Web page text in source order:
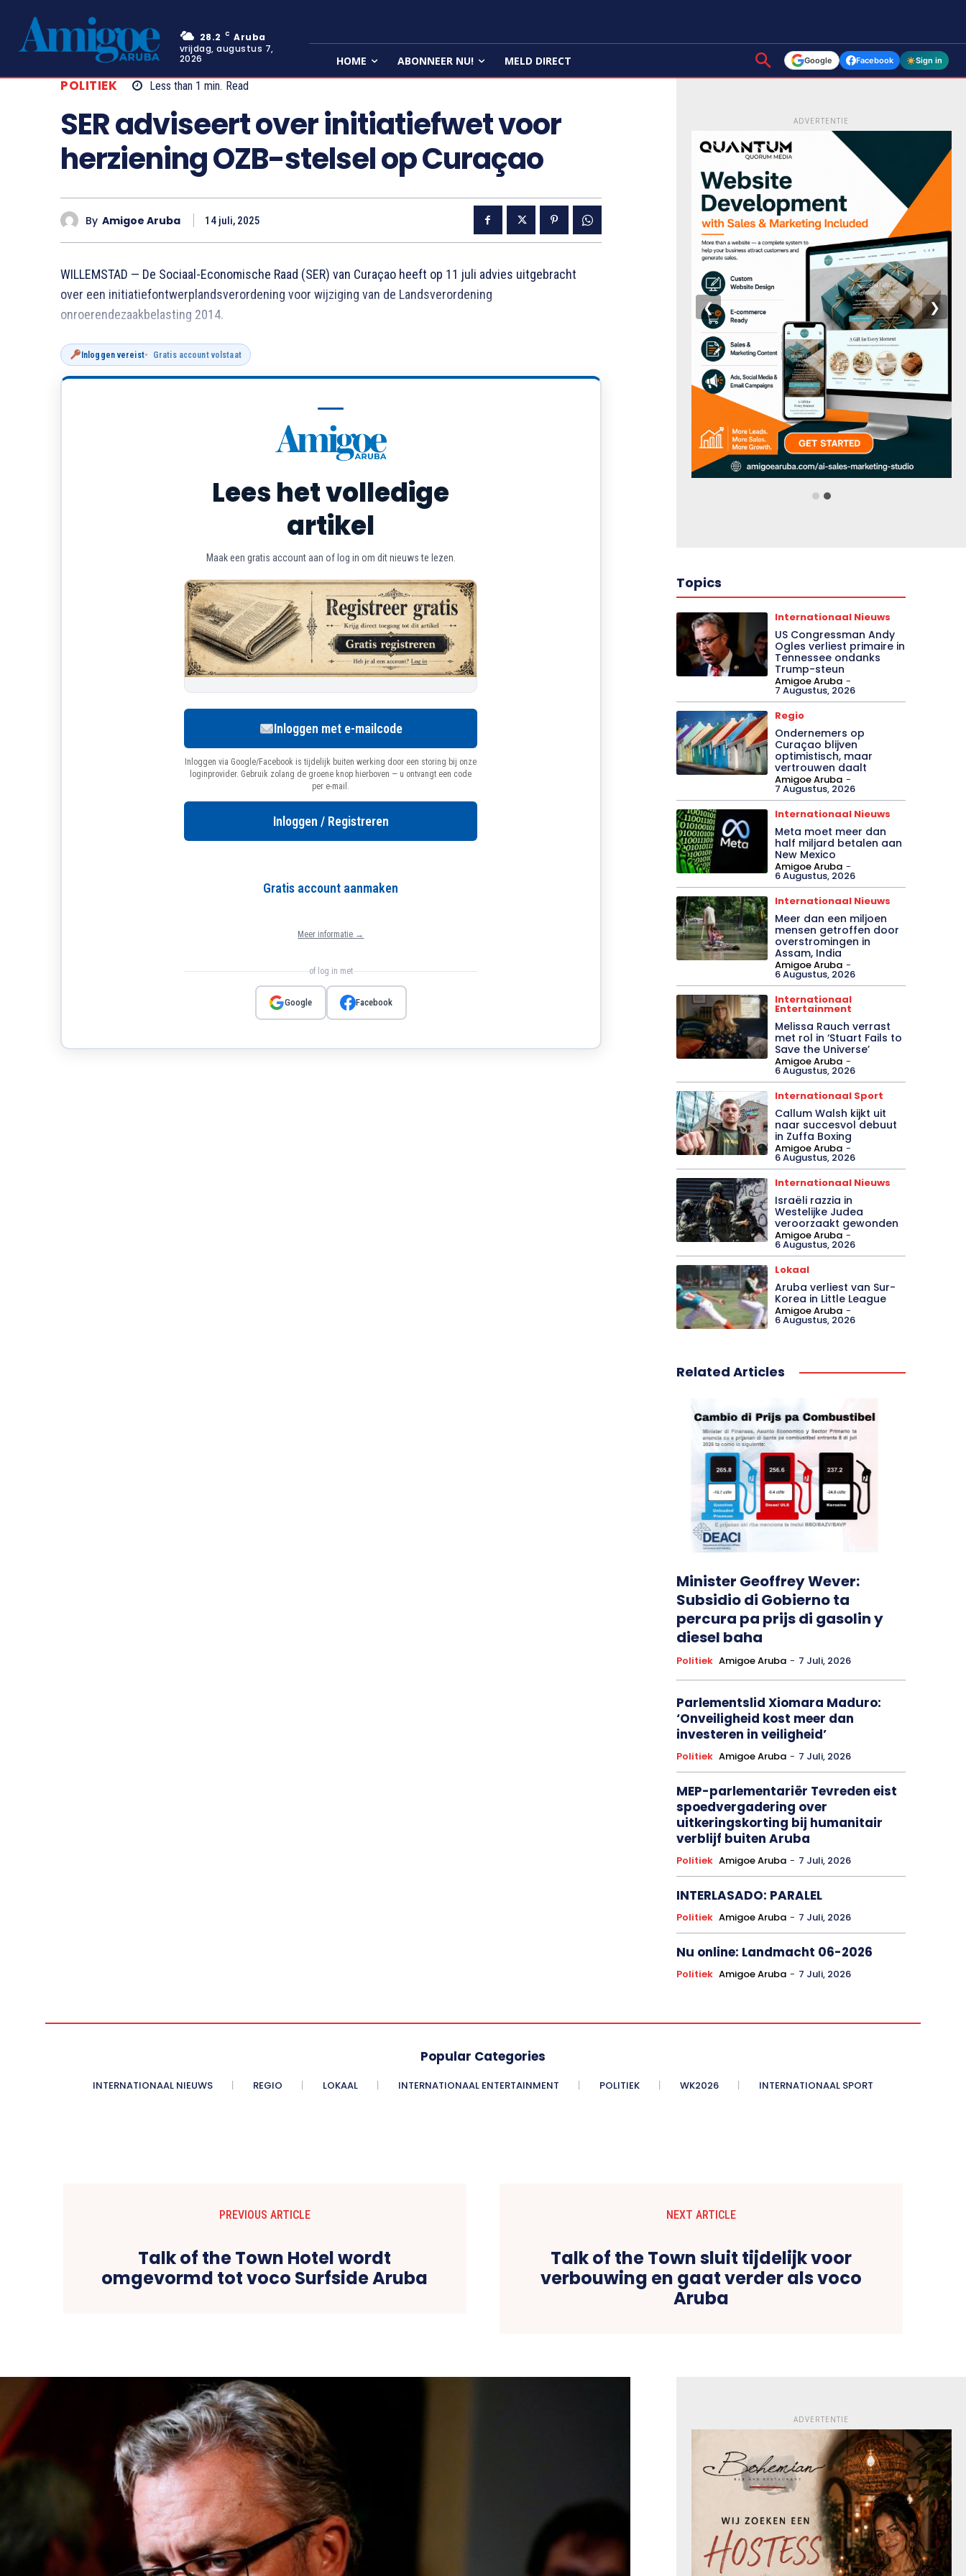
28.2 C Aruba
vrijdag, augustus 7,
2026
HOME ABONNEER NU! MELD DIRECT Google Facebook Sign in
POLITIEK Less than 1 min. Read
SER adviseert over initiatiefwet voor
herziening OZB-stelsel op Curaçao
By Amigoe Aruba 14 juli, 2025
WILLEMSTAD — De Sociaal-Economische Raad (SER) van Curaçao heeft op 11 juli advies uitgebracht
over een initiatiefontwerplandsverordening voor wijziging van de Landsverordening
onroerendezaakbelasting 2014.
Inloggen vereist Gratis account volstaat
Lees het volledige
artikel
Maak een gratis account aan of log in om dit nieuws te lezen.
Inloggen met e-mailcode
Inloggen via Google/Facebook is tijdelijk buiten werking door een storing bij onze
loginprovider. Gebruik zolang de groene knop hierboven — u ontvangt een code
per e-mail.
Inloggen / Registreren
Gratis account aanmaken
Meer informatie →
of log in met
Google Facebook
ADVERTENTIE
❮ ❯
Topics
Internationaal Nieuws
US Congressman Andy
Ogles verliest primaire in
Tennessee ondanks
Trump-steun
Amigoe Aruba -
7 Augustus, 2026
Regio
Ondernemers op
Curaçao blijven
optimistisch, maar
vertrouwen daalt
Amigoe Aruba -
7 Augustus, 2026
Internationaal Nieuws
Meta moet meer dan
half miljard betalen aan
New Mexico
Amigoe Aruba -
6 Augustus, 2026
Internationaal Nieuws
Meer dan een miljoen
mensen getroffen door
overstromingen in
Assam, India
Amigoe Aruba -
6 Augustus, 2026
Internationaal
Entertainment
Melissa Rauch verrast
met rol in ‘Stuart Fails to
Save the Universe’
Amigoe Aruba -
6 Augustus, 2026
Internationaal Sport
Callum Walsh kijkt uit
naar succesvol debuut
in Zuffa Boxing
Amigoe Aruba -
6 Augustus, 2026
Internationaal Nieuws
Israëli razzia in
Westelijke Judea
veroorzaakt gewonden
Amigoe Aruba -
6 Augustus, 2026
Lokaal
Aruba verliest van Sur-
Korea in Little League
Amigoe Aruba -
6 Augustus, 2026
Related Articles
Minister Geoffrey Wever:
Subsidio di Gobierno ta
percura pa prijs di gasolin y
diesel baha
Politiek Amigoe Aruba - 7 Juli, 2026
Parlementslid Xiomara Maduro:
‘Onveiligheid kost meer dan
investeren in veiligheid’
Politiek Amigoe Aruba - 7 Juli, 2026
MEP-parlementariër Tevreden eist
spoedvergadering over
uitkeringskorting bij humanitair
verblijf buiten Aruba
Politiek Amigoe Aruba - 7 Juli, 2026
INTERLASADO: PARALEL
Politiek Amigoe Aruba - 7 Juli, 2026
Nu online: Landmacht 06-2026
Politiek Amigoe Aruba - 7 Juli, 2026
Popular Categories
INTERNATIONAAL NIEUWS REGIO LOKAAL INTERNATIONAAL ENTERTAINMENT POLITIEK WK2026 INTERNATIONAAL SPORT
PREVIOUS ARTICLE
Talk of the Town Hotel wordt
omgevormd tot voco Surfside Aruba
NEXT ARTICLE
Talk of the Town sluit tijdelijk voor
verbouwing en gaat verder als voco
Aruba